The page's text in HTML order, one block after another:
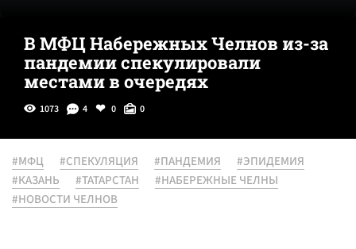
В МФЦ Набережных Челнов из-за
пандемии спекулировали
местами в очередях
1073 4 0 0
#МФЦ #СПЕКУЛЯЦИЯ #ПАНДЕМИЯ
#ЭПИДЕМИЯ
#КАЗАНЬ
#ТАТАРСТАН
#НАБЕРЕЖНЫЕ ЧЕЛНЫ
#НОВОСТИ ЧЕЛНОВ